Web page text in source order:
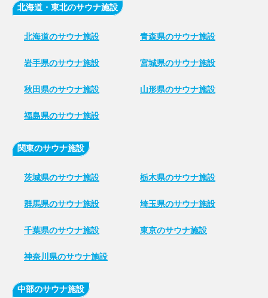
北海道・東北のサウナ施設
北海道のサウナ施設 青森県のサウナ施設
岩手県のサウナ施設 宮城県のサウナ施設
秋田県のサウナ施設 山形県のサウナ施設
福島県のサウナ施設
関東のサウナ施設
茨城県のサウナ施設 栃木県のサウナ施設
群馬県のサウナ施設 埼玉県のサウナ施設
千葉県のサウナ施設 東京のサウナ施設
神奈川県のサウナ施設
中部のサウナ施設